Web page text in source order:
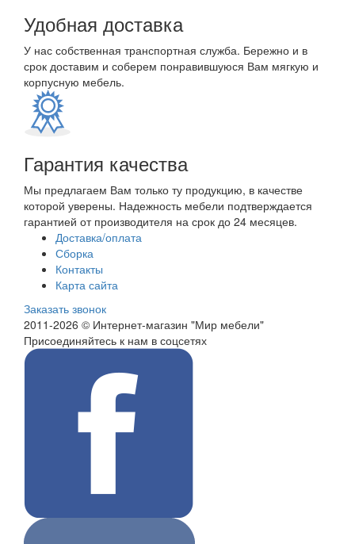
Удобная доставка
У нас собственная транспортная служба. Бережно и в
срок доставим и соберем понравившуюся Вам мягкую и
корпусную мебель.
Гарантия качества
Мы предлагаем Вам только ту продукцию, в качестве
которой уверены. Надежность мебели подтверждается
гарантией от производителя на срок до 24 месяцев.
Доставка/оплата
Сборка
Контакты
Карта сайта
Заказать звонок
2011-2026 © Интернет-магазин "Мир мебели"
Присоединяйтесь к нам в соцсетях